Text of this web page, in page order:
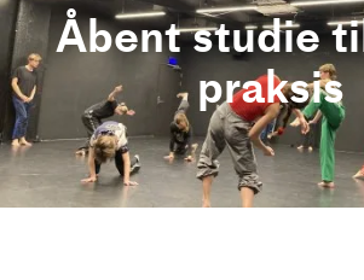
Åbent studie
praksis